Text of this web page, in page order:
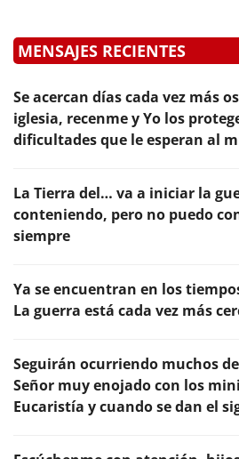
MENSAJES RECIENTES
Se acercan días cada vez más
iglesia, recenme y Yo los
dificultades que le esperan al
La Tierra del… va a iniciar la
conteniendo, pero no puedo
siempre
Ya se encuentran en los
La guerra está cada vez más
Seguirán ocurriendo muchos
Señor muy enojado con los
Eucaristía y cuando se dan el